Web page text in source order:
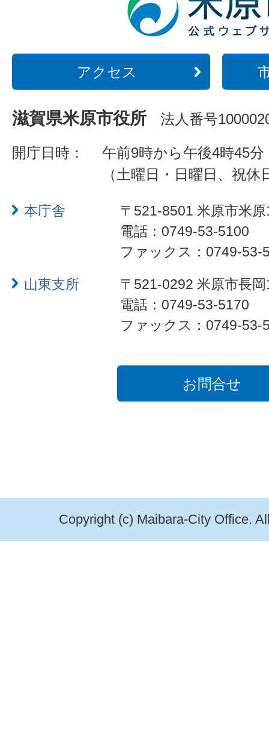
アクセス
滋賀県米原市役所 法人番号
開庁日時：
午前9時から午後4時45分
（土曜日・日曜日、祝
本庁舎
〒521-8501 米原市米
電話：0749-53-5100
ファックス：0749-53-
山東支所
〒521-0292 米原市長
電話：0749-53-5170
ファックス：0749-53-
お問合せ
Copyright (c) Maibara-City Office.